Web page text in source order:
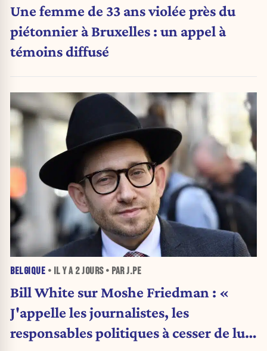
Une femme de 33 ans violée près du
piétonnier à Bruxelles : un appel à
témoins diffusé
BELGIQUE • IL Y A 2 JOURS• PAR J.PE
Bill White sur Moshe Friedman : «
J'appelle les journalistes, les
responsables politiques à cesser de lui